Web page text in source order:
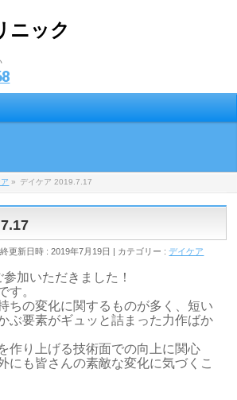
ニック
» デイケア 2019.7.17
更新日時 : 2019年7月19日 カテゴリー :デイケア
加いただきました！
す。
ちの変化に関するものが多く、短い
ぶ要素がギュッと詰まった力作ばか
作り上げる技術面での向上に関心
にも皆さんの素敵な変化に気づくこ